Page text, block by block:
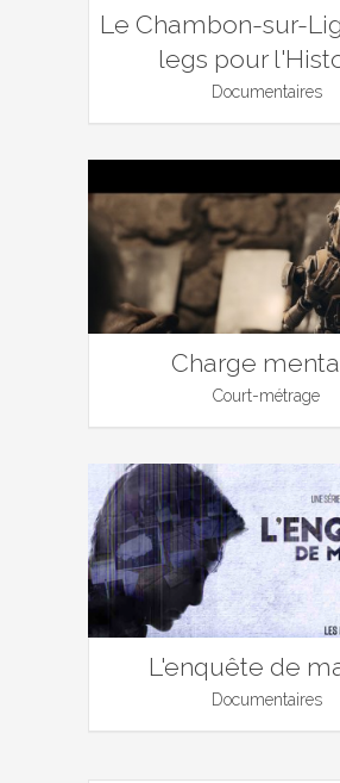
Le Chambon-sur-
legs pour
Documentaires
Charge
Court-métrage
L'enquête de
Documentaires